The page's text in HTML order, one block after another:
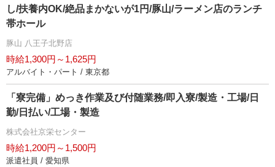
し/扶養内OK/絶品まかないが1円/豚山/ラーメン店のランチ
帯ホール
豚山 八王子北野店
時給1,300円～1,625円
アルバイト・パート / 東京都
「寮完備」めっき作業及び付随業務/即入寮/製造・工場/日
勤/日払い/工場・製造
株式会社京栄センター
時給1,200円～1,500円
派遣社員 / 愛知県